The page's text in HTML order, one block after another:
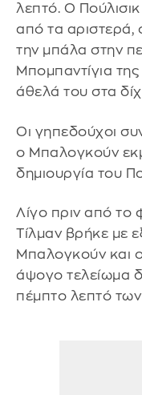
λεπτό. Ο Πούλισικ
από τα αριστερά,
την μπάλα στην
Μπομπαντίγια
άθελά του στα
Οι γηπεδούχοι
ο Μπαλογκούν
δημιουργία του
Λίγο πριν από το
Τίλμαν βρήκε με
Μπαλογκούν και
άψογο τελείωμα
πέμπτο λεπτό